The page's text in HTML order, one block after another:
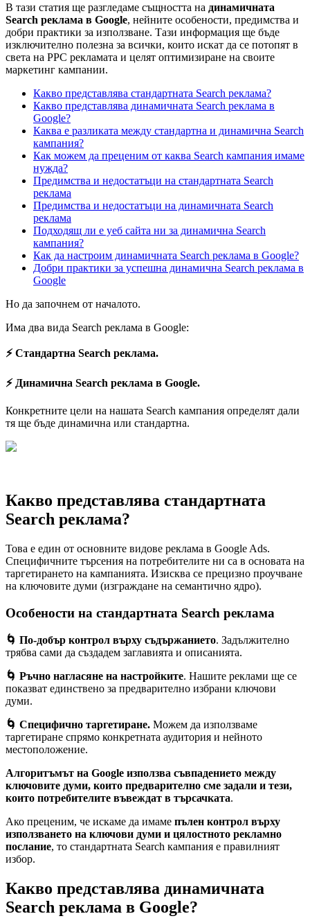
В тази статия ще разгледаме същността на динамичната
Search реклама в Google, нейните особености, предимства и
добри практики за използване. Тази информация ще бъде
изключително полезна за всички, които искат да се потопят в
света на PPC рекламата и целят оптимизиране на своите
маркетинг кампании.
Какво представлява стандартната Search реклама?
Какво представлява динамичната Search реклама в
Google?
Каква е разликата между стандартна и динамична Search
кампания?
Как можем да преценим от каква Search кампания имаме
нужда?
Предимства и недостатъци на стандартната Search
реклама
Предимства и недостатъци на динамичната Search
реклама
Подходящ ли е уеб сайта ни за динамична Search
кампания?
Как да настроим динамичната Search реклама в Google?
Добри практики за успешна динамична Search реклама в
Google
Но да започнем от началото.
Има два вида Search реклама в Google:
⚡ Стандартна Search реклама.
⚡ Динамична Search реклама в Google.
Конкретните цели на нашата Search кампания определят дали
тя ще бъде динамична или стандартна.
Какво представлява стандартната
Search реклама?
Това е един от основните видове реклама в Google Ads.
Специфичните търсения на потребителите ни са в основата на
таргетирането на кампанията. Изисква се прецизно проучване
на ключовите думи (изграждане на семантично ядро).
Особености на стандартната Search реклама
🌀 По-добър контрол върху съдържанието. Задължително
трябва сами да създадем заглавията и описанията.
🌀 Ръчно нагласяне на настройките. Нашите реклами ще се
показват единствено за предварително избрани ключови
думи.
🌀 Специфично таргетиране. Можем да използваме
таргетиране спрямо конкретната аудитория и нейното
местоположение.
Алгоритъмът на Google използва съвпадението между
ключовите думи, които предварително сме задали и тези,
които потребителите въвеждат в търсачката.
Ако преценим, че искаме да имаме пълен контрол върху
използването на ключови думи и цялостното рекламно
послание, то стандартната Search кампания е правилният
избор.
Какво представлява динамичната
Search реклама в Google?